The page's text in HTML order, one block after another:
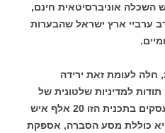
השכלה אוניברסיטאית חינם,
ערביי ארץ ישראל שהבערות
חלה לעומת זאת ירידה
למדיניות שלטונית של
תיכנון האוכלוסייה. במצרים מועסקים בתכנית הזו 20 אלף איש
כוללת מסע הסברה, אספקת